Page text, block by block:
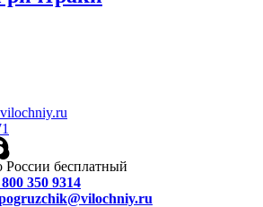
России бесплатный
350 9314